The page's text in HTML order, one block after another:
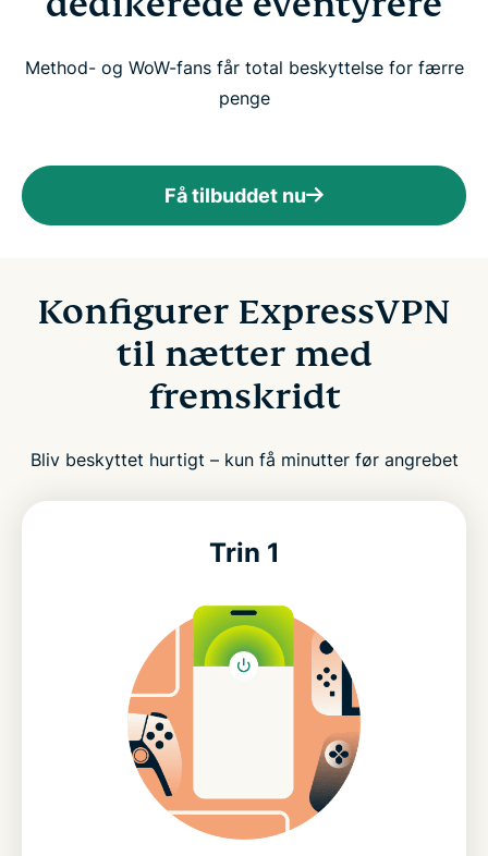
Method
Method- og WoW-fans får total beskyttelse for færre
penge
Få tilbuddet nu
Konfigurer ExpressVPN
til nætter med
fremskridt
Bliv beskyttet hurtigt – kun få minutter før angrebet
Trin 1